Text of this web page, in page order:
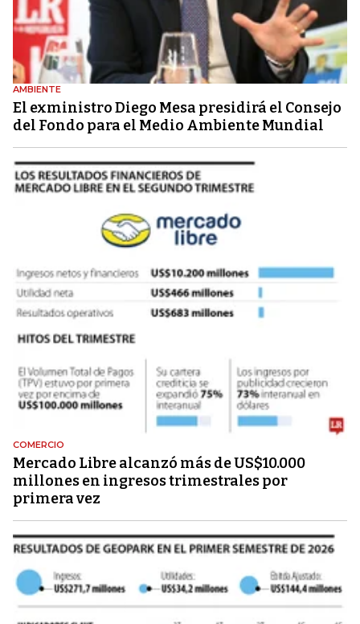
AMBIENTE
El exministro Diego Mesa presidirá el Consejo
del Fondo para el Medio Ambiente Mundial
COMERCIO
Mercado Libre alcanzó más de US$10.000
millones en ingresos trimestrales por
primera vez